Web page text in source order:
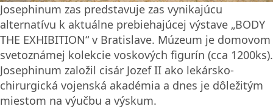
Josephinum zas predstavuje zas vynikajúcu
alternatívu k aktuálne prebiehajúcej výstave „BODY
THE EXHIBITION“ v Bratislave. Múzeum je domovom
svetoznámej kolekcie voskových figurín (cca 1200ks).
Josephinum založil cisár Jozef II ako lekársko-
chirurgická vojenská akadémia a dnes je dôležitým
miestom na výučbu a výskum.